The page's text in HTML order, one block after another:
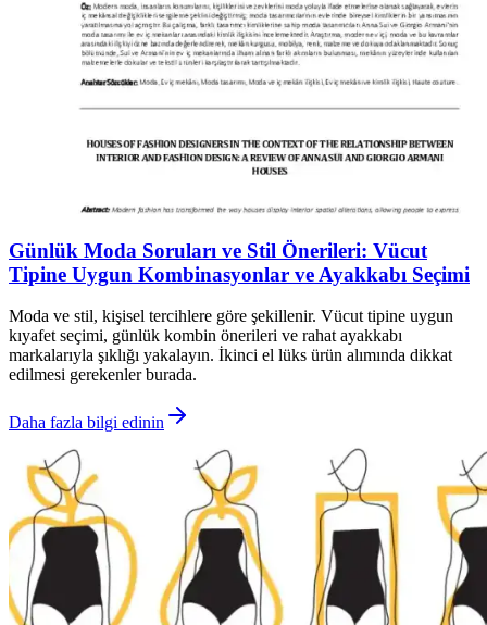
Günlük Moda Soruları ve Stil Önerileri: Vücut
Tipine Uygun Kombinasyonlar ve Ayakkabı Seçimi
Moda ve stil, kişisel tercihlere göre şekillenir. Vücut tipine uygun
kıyafet seçimi, günlük kombin önerileri ve rahat ayakkabı
markalarıyla şıklığı yakalayın. İkinci el lüks ürün alımında dikkat
edilmesi gerekenler burada.
Daha fazla bilgi edinin